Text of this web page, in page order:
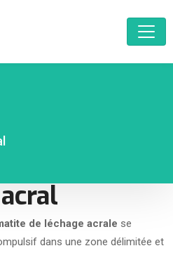
de léchage acrale se
dans une zone délimitée et